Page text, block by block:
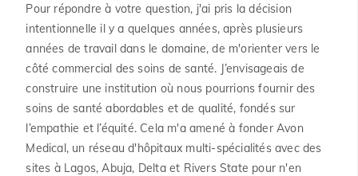
Pour répondre à votre question, j'ai pris la décision
intentionnelle il y a quelques années, après plusieurs
années de travail dans le domaine, de m'orienter vers le
côté commercial des soins de santé. J’envisageais de
construire une institution où nous pourrions fournir des
soins de santé abordables et de qualité, fondés sur
l’empathie et l’équité. Cela m'a amené à fonder Avon
Medical, un réseau d'hôpitaux multi-spécialités avec des
sites à Lagos, Abuja, Delta et Rivers State pour n'en